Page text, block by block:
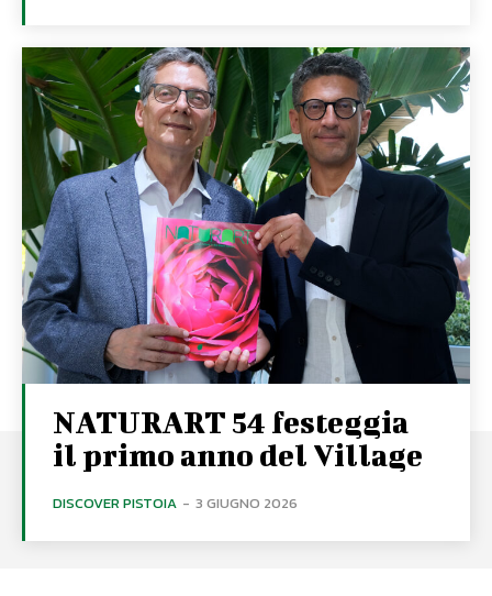
NATURART 54 festeggia
il primo anno del Village
DISCOVER PISTOIA - 3 GIUGNO 2026